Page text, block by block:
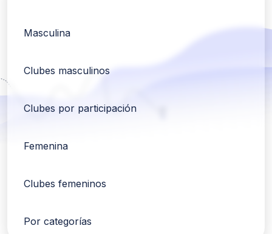
Masculina
Clubes masculinos
Clubes por participación
Femenina
Clubes femeninos
Por categorías